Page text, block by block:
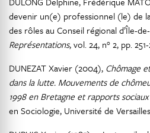
devenir un(e) professionnel (le) de
des rôles au Conseil régional d’Île-
Représentations, vol. 24, n° 2, pp.
DUNEZAT Xavier (2004), Chômage
dans la lutte. Mouvements de
1998 en Bretagne et rapports
en Sociologie, Université de